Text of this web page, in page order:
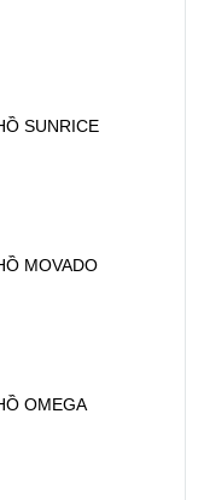
SUNRICE
MOVADO
OMEGA